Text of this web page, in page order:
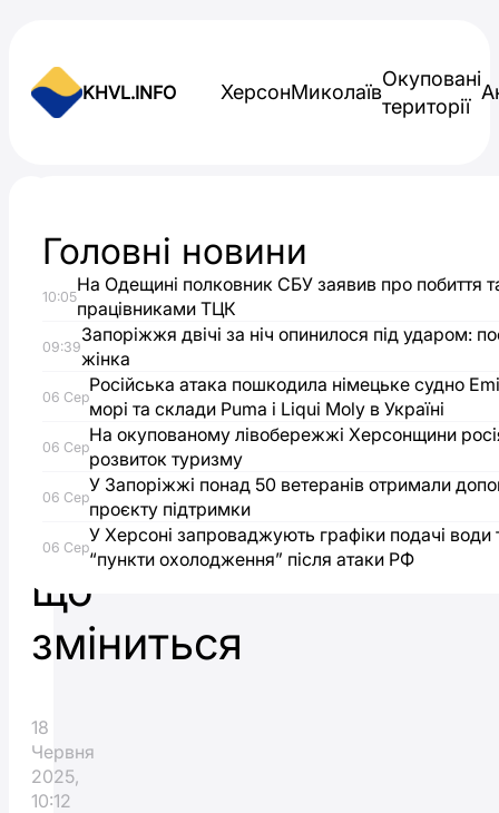
KHVL.INFO ХерсонМиколаїв
Окуповані
території
Рада
посилила
відповідальність
за
недостовірні
декларації:
що
зміниться
18
Червня
2025,
10:12
Головні новини
10:05
На Одещині полковник СБУ заявив про побиття
працівниками ТЦК
09:39
Запоріжжя двічі за ніч опинилося під ударом:
жінка
06 Сер
Російська атака пошкодила німецьке судно
морі та склади Puma і Liqui Moly в Україні
06 Сер
На окупованому лівобережжі Херсонщини
розвиток туризму
06 Сер
У Запоріжжі понад 50 ветеранів отримали
проєкту підтримки
06 Сер
У Херсоні запроваджують графіки подачі води
“пункти охолодження” після атаки РФ